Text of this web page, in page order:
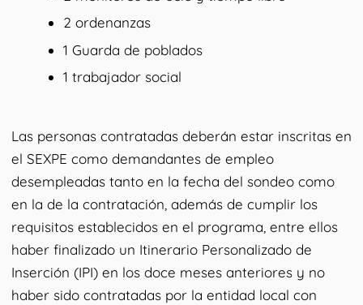
2 ordenanzas
1 Guarda de poblados
1 trabajador social
Las personas contratadas deberán estar inscritas en
el SEXPE como demandantes de empleo
desempleadas tanto en la fecha del sondeo como
en la de la contratación, además de cumplir los
requisitos establecidos en el programa, entre ellos
haber finalizado un Itinerario Personalizado de
Inserción (IPI) en los doce meses anteriores y no
haber sido contratadas por la entidad local con